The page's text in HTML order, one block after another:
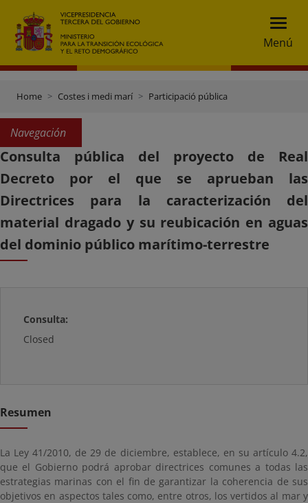
Menú
Home Costes i medi marí Participació pública
Navegación
Consulta pública del proyecto de Real
Decreto por el que se aprueban las
Directrices para la caracterización del
material dragado y su reubicación en aguas
del dominio público marítimo-terrestre
Consulta:
Closed
Resumen
La Ley 41/2010, de 29 de diciembre, establece, en su artículo 4.2,
que el Gobierno podrá aprobar directrices comunes a todas las
estrategias marinas con el fin de garantizar la coherencia de sus
objetivos en aspectos tales como, entre otros, los vertidos al mar y